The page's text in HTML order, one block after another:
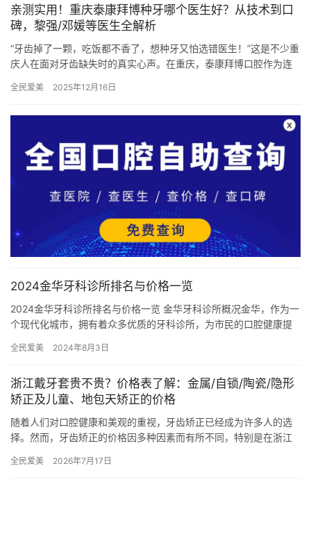
亲测实用！重庆泰康拜博种牙哪个医生好？从技术到口
碑，黎强/邓媛等医生全解析
“牙齿掉了一颗，吃饭都不香了，想种牙又怕选错医生！”这是不少重
庆人在面对牙齿缺失时的真实心声。在重庆，泰康拜博口腔作为连
的…
全民爱美 2025年12月16日
2024金华牙科诊所排名与价格一览
2024金华牙科诊所排名与价格一览 金华牙科诊所概况金华，作为一
个现代化城市，拥有着众多优质的牙科诊所，为市民的口腔健康提
全民爱美 2024年8月3日
浙江戴牙套贵不贵？价格表了解：金属/自锁/陶瓷/隐形
矫正及儿童、地包天矫正的价格
随着人们对口腔健康和美观的重视，牙齿矫正已经成为许多人的选
择。然而，牙齿矫正的价格因多种因素而有所不同，特别是在浙江
我…
全民爱美 2026年7月17日